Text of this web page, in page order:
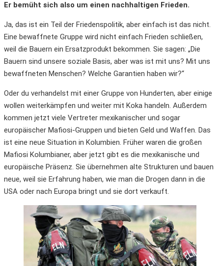
Er bemüht sich also um einen nachhaltigen Frieden.
Ja, das ist ein Teil der Friedenspolitik, aber einfach ist das nicht.
Eine bewaffnete Gruppe wird nicht einfach Frieden schließen,
weil die Bauern ein Ersatzprodukt bekommen. Sie sagen: „Die
Bauern sind unsere soziale Basis, aber was ist mit uns? Mit uns
bewaffneten Menschen? Welche Garantien haben wir?“
Oder du verhandelst mit einer Gruppe von Hunderten, aber einige
wollen weiterkämpfen und weiter mit Koka handeln. Außerdem
kommen jetzt viele Vertreter mexikanischer und sogar
europäischer Mafiosi-Gruppen und bieten Geld und Waffen. Das
ist eine neue Situation in Kolumbien. Früher waren die großen
Mafiosi Kolumbianer, aber jetzt gibt es die mexikanische und
europäische Präsenz. Sie übernehmen alte Strukturen und bauen
neue, weil sie Erfahrung haben, wie man die Drogen dann in die
USA oder nach Europa bringt und sie dort verkauft.